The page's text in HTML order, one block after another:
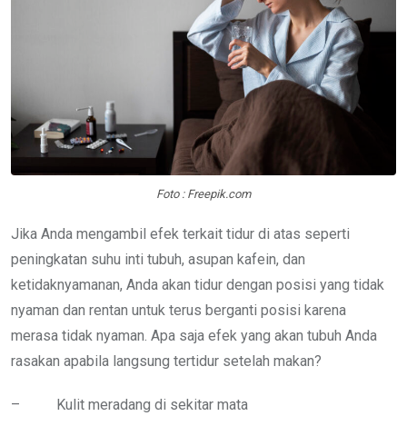
Foto : Freepik.com
Jika Anda mengambil efek terkait tidur di atas seperti
peningkatan suhu inti tubuh, asupan kafein, dan
ketidaknyamanan, Anda akan tidur dengan posisi yang tidak
nyaman dan rentan untuk terus berganti posisi karena
merasa tidak nyaman. Apa saja efek yang akan tubuh Anda
rasakan apabila langsung tertidur setelah makan?
– Kulit meradang di sekitar mata